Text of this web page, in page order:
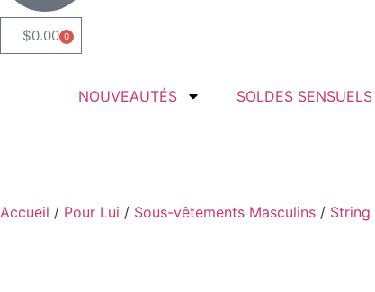
$0.00 0
NOUVEAUTÉS SOLDES SENSUELS
Accueil / Pour Lui / Sous-vêtements Masculins / String